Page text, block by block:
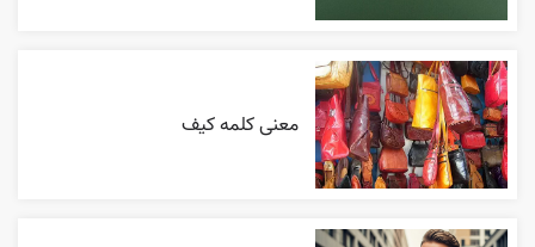
معنی کلمه کیف